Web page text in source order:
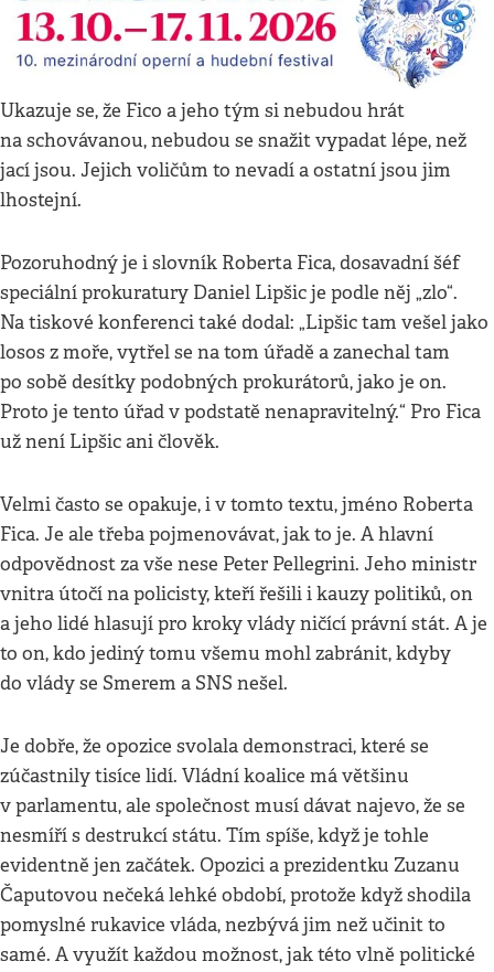
Ukazuje se, že Fico a jeho tým si nebudou hrát
na schovávanou, nebudou se snažit vypadat lépe, než
jací jsou. Jejich voličům to nevadí a ostatní jsou jim
lhostejní.
Pozoruhodný je i slovník Roberta Fica, dosavadní šéf
speciální prokuratury Daniel Lipšic je podle něj „zlo“.
Na tiskové konferenci také dodal: „Lipšic tam vešel jako
losos z moře, vytřel se na tom úřadě a zanechal tam
po sobě desítky podobných prokurátorů, jako je on.
Proto je tento úřad v podstatě nenapravitelný.“ Pro Fica
už není Lipšic ani člověk.
Velmi často se opakuje, i v tomto textu, jméno Roberta
Fica. Je ale třeba pojmenovávat, jak to je. A hlavní
odpovědnost za vše nese Peter Pellegrini. Jeho ministr
vnitra útočí na policisty, kteří řešili i kauzy politiků, on
a jeho lidé hlasují pro kroky vlády ničící právní stát. A je
to on, kdo jediný tomu všemu mohl zabránit, kdyby
do vlády se Smerem a SNS nešel.
Je dobře, že opozice svolala demonstraci, které se
zúčastnily tisíce lidí. Vládní koalice má většinu
v parlamentu, ale společnost musí dávat najevo, že se
nesmíří s destrukcí státu. Tím spíše, když je tohle
evidentně jen začátek. Opozici a prezidentku Zuzanu
Čaputovou nečeká lehké období, protože když shodila
pomyslné rukavice vláda, nezbývá jim než učinit to
samé. A využít každou možnost, jak této vlně politické